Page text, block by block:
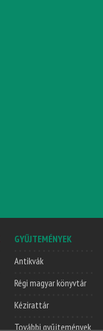
GYŰJTEMÉNYEK
Antikvák
Régi magyar könyvtár
Kézirattár
További gyűjtemények